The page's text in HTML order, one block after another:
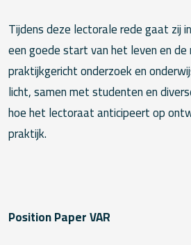
Tijdens deze lectorale rede gaat zij
een goede start van het leven en
praktijkgericht onderzoek en
licht, samen met studenten en
hoe het lectoraat anticipeert op
praktijk.
Position Paper VAR